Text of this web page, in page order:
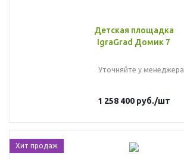
Детская площадка
IgraGrad Домик 7
Уточняйте у менеджера
1 258 400руб./шт
Хит продаж